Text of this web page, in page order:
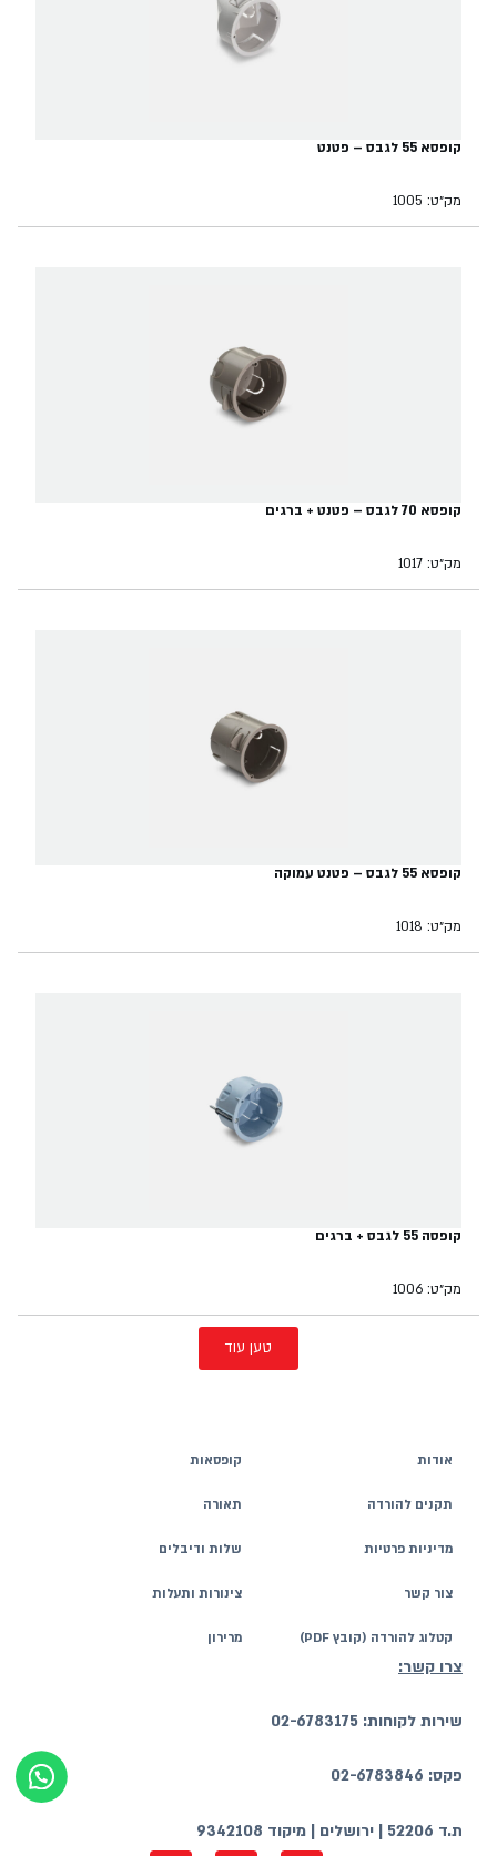
קופסא 55 לגבס – פטנט
מק״ט: 1005
קופסא 70 לגבס – פטנט + ברגים
מק״ט: 1017
קופסא 55 לגבס – פטנט עמוקה
מק״ט: 1018
קופסה 55 לגבס + ברגים
מק״ט: 1006
טען עוד
צרו קשר:
שירות לקוחות: 02-6783175
פקס: 02-6783846
ת.ד 52206 | ירושלים | מיקוד 9342108
אודות
תקנים להורדה
מדיניות פרטיות
צור קשר
קטלוג להורדה (קובץ PDF)
קופסאות
תאורה
שלות ודיבלים
צינורות ותעלות
מרירון